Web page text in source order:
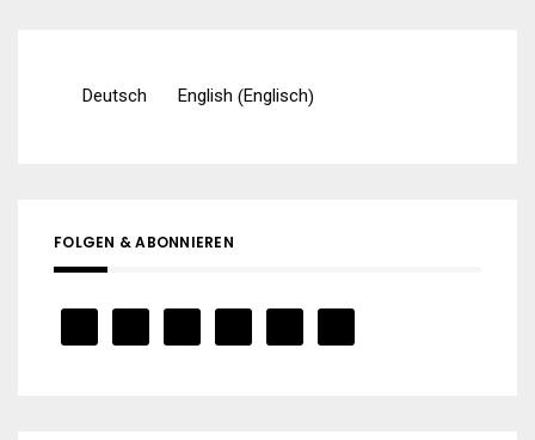
Deutsch English (Englisch)
FOLGEN & ABONNIEREN